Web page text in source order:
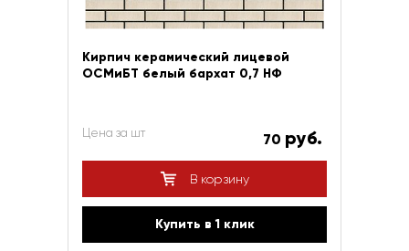
Кирпич керамический лицевой
ОСМиБТ белый бархат 0,7 НФ
Цена за шт 70 руб.
В корзину
Купить в 1 клик